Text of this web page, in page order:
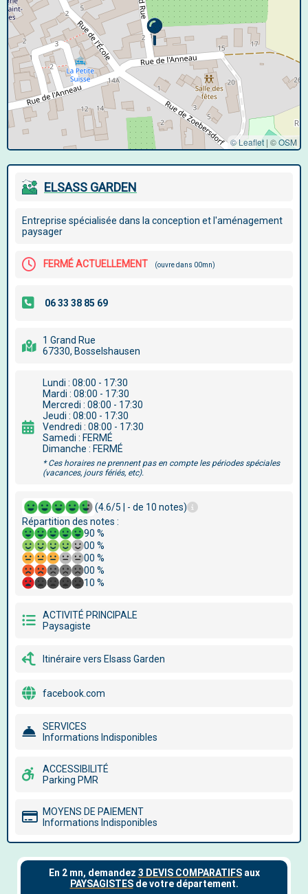
© Leaflet | ©OSM
ELSASS GARDEN
Entreprise spécialisée dans la conception et l'aménagement
paysager
FERMÉ ACTUELLEMENT (ouvre dans 00mn)
1 Grand Rue
67330, Bosselshausen
Lundi : 08:00 - 17:30
Mardi : 08:00 - 17:30
Mercredi : 08:00 - 17:30
Jeudi : 08:00 - 17:30
Vendredi : 08:00 - 17:30
Samedi : FERMÉ
Dimanche : FERMÉ
* Ces horaires ne prennent pas en compte les périodes spéciales
(vacances, jours fériés, etc).
(4.6/5 | - de 10 notes)
Répartition des notes :
90 %
00 %
00 %
00 %
10 %
ACTIVITÉ PRINCIPALE
Paysagiste
Itinéraire vers Elsass Garden
facebook.com
SERVICES
Informations Indisponibles
ACCESSIBILITÉ
Parking PMR
MOYENS DE PAIEMENT
Informations Indisponibles